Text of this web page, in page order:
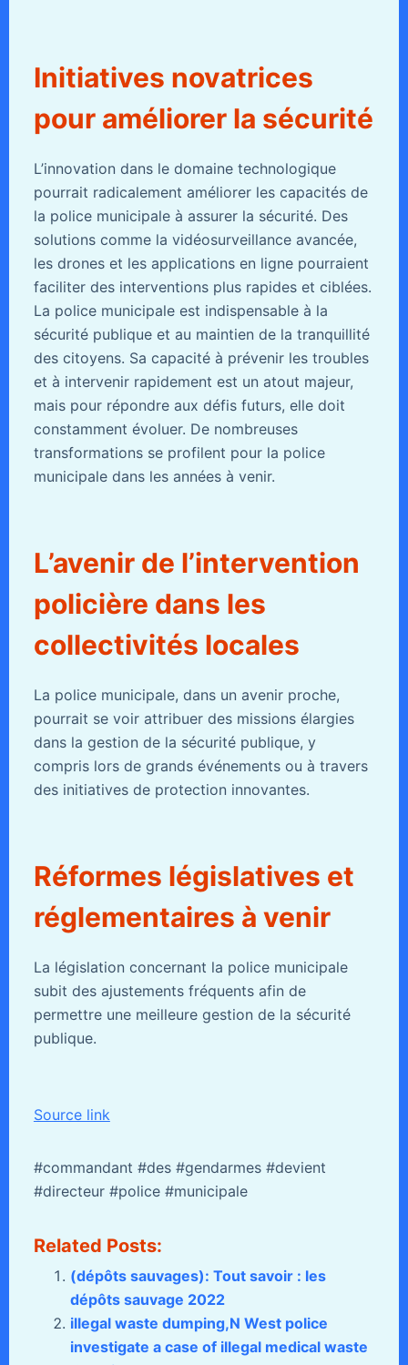
Initiatives novatrices
pour améliorer la sécurité
L’innovation dans le domaine technologique
pourrait radicalement améliorer les capacités de
la police municipale à assurer la sécurité. Des
solutions comme la vidéosurveillance avancée,
les drones et les applications en ligne pourraient
faciliter des interventions plus rapides et ciblées.
La police municipale est indispensable à la
sécurité publique et au maintien de la tranquillité
des citoyens. Sa capacité à prévenir les troubles
et à intervenir rapidement est un atout majeur,
mais pour répondre aux défis futurs, elle doit
constamment évoluer. De nombreuses
transformations se profilent pour la police
municipale dans les années à venir.
L’avenir de l’intervention
policière dans les
collectivités locales
La police municipale, dans un avenir proche,
pourrait se voir attribuer des missions élargies
dans la gestion de la sécurité publique, y
compris lors de grands événements ou à travers
des initiatives de protection innovantes.
Réformes législatives et
réglementaires à venir
La législation concernant la police municipale
subit des ajustements fréquents afin de
permettre une meilleure gestion de la sécurité
publique.
Source link
#commandant #des #gendarmes #devient
#directeur #police #municipale
Related Posts:
(dépôts sauvages): Tout savoir : les
dépôts sauvage 2022
illegal waste dumping,N West police
investigate a case of illegal medical waste